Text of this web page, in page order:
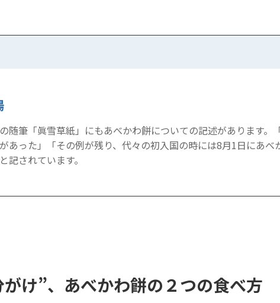
随筆「眞雪草紙」にもあべかわ餅についての記述があります
あった」「その例が残り、代々の初入国の時には8月1日にあ
記されています。
け”、あべかわ餅の２つの食べ方